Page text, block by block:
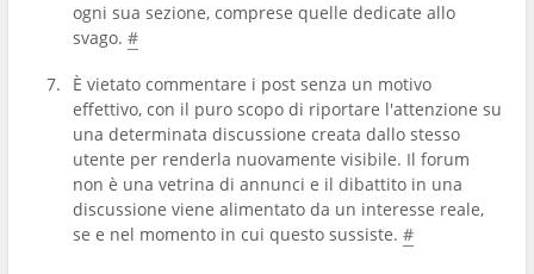
ogni sua sezione, comprese quelle dedicate allo
svago. #
È vietato commentare i post senza un motivo
effettivo, con il puro scopo di riportare l'attenzione su
una determinata discussione creata dallo stesso
utente per renderla nuovamente visibile. Il forum
non è una vetrina di annunci e il dibattito in una
discussione viene alimentato da un interesse reale,
se e nel momento in cui questo sussiste. #